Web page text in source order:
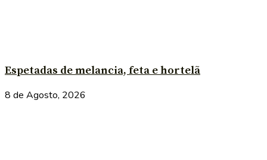
Espetadas de melancia, feta e hortelã
8 de Agosto, 2026